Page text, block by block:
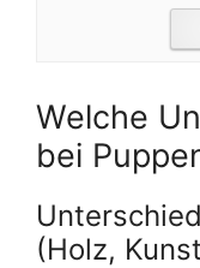
Welche
bei
(Holz,